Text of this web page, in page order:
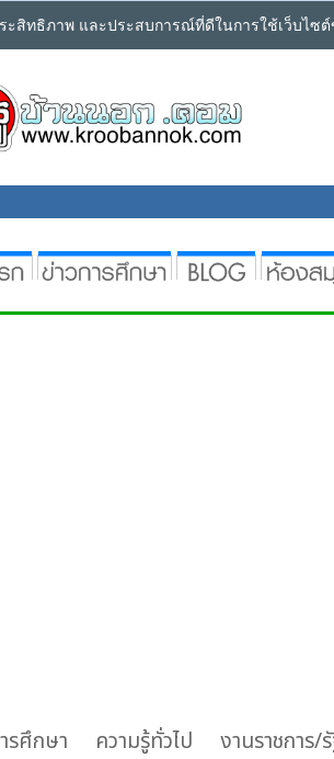
ะสิทธิภาพ และประสบการณ์ที่ดีในการใช้เว็บไซ
รศึกษา ความรู้ทั่วไป งานราชการ/